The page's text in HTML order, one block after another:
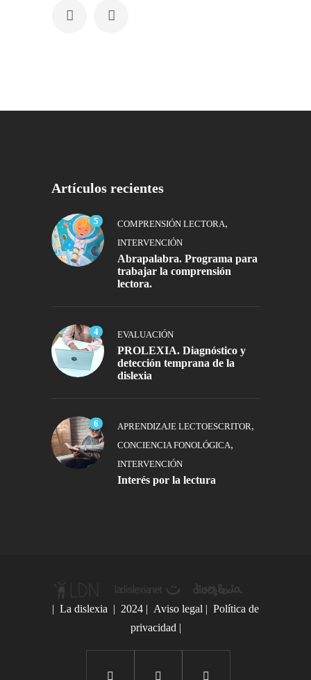
Artículos recientes
5 COMPRENSIÓN LECTORA,
INTERVENCIÓN
Abrapalabra. Programa para
trabajar la comprensión
lectora.
4 EVALUACIÓN
PROLEXIA. Diagnóstico y
detección temprana de la
dislexia
6 APRENDIZAJE LECTOESCRITOR,
CONCIENCIA FONOLÓGICA,
INTERVENCIÓN
Interés por la lectura
| La dislexia | 2024 | Aviso legal | Política de
privacidad |